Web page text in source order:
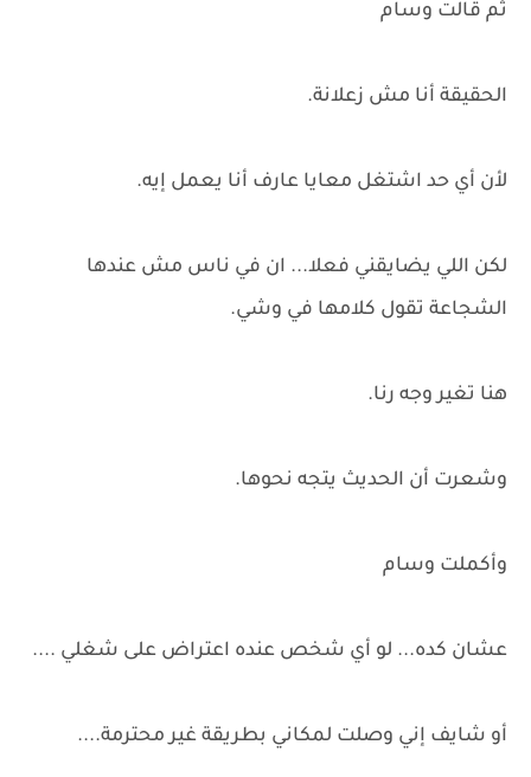
ثم قالت وسام
الحقيقة أنا مش زعلانة.
لأن أي حد اشتغل معايا عارف أنا يعمل إيه.
لكن اللي يضايقني فعلا... ان في ناس مش عندها
الشجاعة تقول كلامها في وشي.
هنا تغير وجه رنا.
وشعرت أن الحديث يتجه نحوها.
وأكملت وسام
عشان كده... لو أي شخص عنده اعتراض على شغلي ....
أو شايف إني وصلت لمكاني بطريقة غير محترمة....